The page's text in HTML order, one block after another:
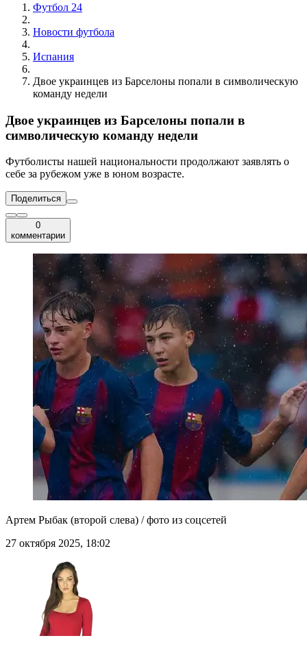
Футбол 24
Новости футбола
Испания
Двое украинцев из Барселоны попали в символическую
команду недели
Двое украинцев из Барселоны попали в
символическую команду недели
Футболисты нашей национальности продолжают заявлять о
себе за рубежом уже в юном возрасте.
Поделиться
0
комментарии
Артем Рыбак (второй слева) / фото из соцсетей
27 октября 2025, 18:02